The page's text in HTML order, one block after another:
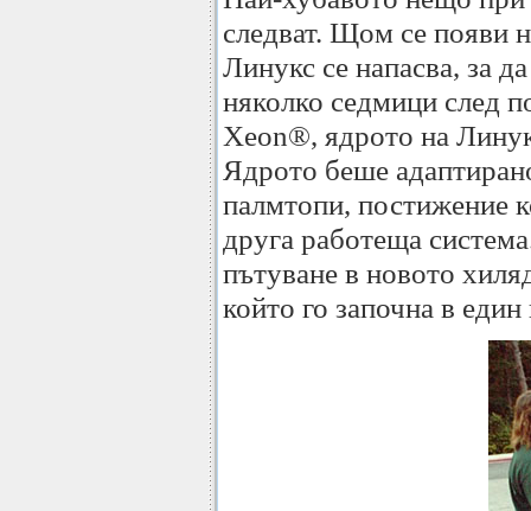
следват. Щом се появи
Линукс се напасва, за
няколко седмици след
Xeon®, ядрото на
Ядрото беше
палмтопи, постижение
друга работеща
пътуване в новото
който го започна в